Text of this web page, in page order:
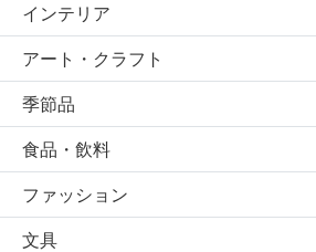
インテリア
アート・クラフト
季節品
食品・飲料
ファッション
文具